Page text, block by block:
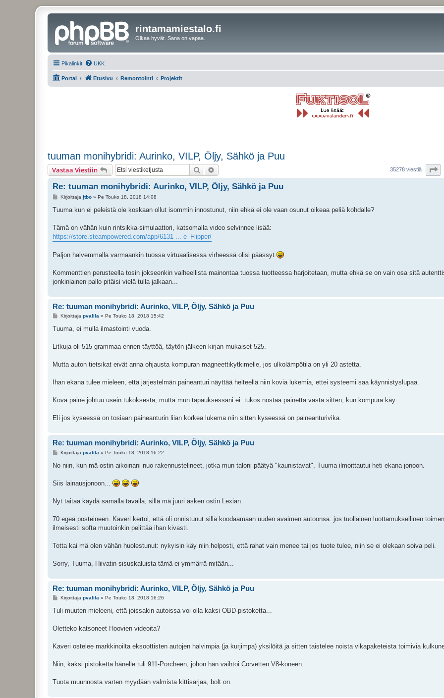
rintamamiestalo.fi
Olkaa hyvät. Sana on vapaa.
Pikalinkit UKK
Portal Etusivu Remontointi Projektit
tuuman monihybridi: Aurinko, VILP, Öljy, Sähkö ja Puu
Vastaa Viestiin Etsi 35278 viestiä
Re: tuuman monihybridi: Aurinko, VILP, Öljy, Sähkö ja Puu
V
e
i
Kirjoittaja jtbo» Pe Touko 18, 2018 14:08
Tuuma kun ei peleistä ole koskaan ollut isommin innostunut, niin ehkä ei ole vaan osunut oikeaa peliä kohdalle?
Tämä on vähän kuin rintsikka-simulaattori, katsomalla video selvinnee lisää:
https://store.steampowered.com/app/6131 ... e_Flipper/
Paljon halvemmalla varmaankin tuossa virtuaalisessa virheessä olisi päässyt
Kommenttien perusteella tosin jokseenkin valheellista mainontaa tuossa tuotteessa harjoitetaan, mutta ehkä se on vain osa sitä
jonkinlainen pallo pitäisi vielä tulla jalkaan...
Re: tuuman monihybridi: Aurinko, VILP, Öljy, Sähkö ja Puu
V
e
i
Kirjoittaja pvalila » Pe Touko 18, 2018 15:42
Tuuma, ei mulla ilmastointi vuoda.
Litkuja oli 515 grammaa ennen täyttöä, täytön jälkeen kirjan mukaiset 525.
Mutta auton tietsikat eivät anna ohjausta kompuran magneettikytkimelle, jos ulkolämpötila on yli 20 astetta.
Ihan ekana tulee mieleen, että järjestelmän paineanturi näyttää helteellä niin kovia lukemia, ettei systeemi saa käynnistyslupaa.
Kova paine johtuu usein tukoksesta, mutta mun tapauksessani ei: tukos nostaa painetta vasta sitten, kun kompura käy.
Eli jos kyseessä on tosiaan paineanturin liian korkea lukema niin sitten kyseessä on paineanturivika.
Re: tuuman monihybridi: Aurinko, VILP, Öljy, Sähkö ja Puu
V
e
i
Kirjoittaja pvalila » Pe Touko 18, 2018 16:22
No niin, kun mä ostin aikoinani nuo rakennustelineet, jotka mun taloni päätyä "kaunistavat", Tuuma ilmoittautui heti ekana jonoon.
Siis lainausjonoon...
Nyt taitaa käydä samalla tavalla, sillä mä juuri äsken ostin Lexian.
70 egeä posteineen. Kaveri kertoi, että oli onnistunut sillä koodaamaan uuden avaimen autoonsa: jos tuollainen luottamuksellinen
ilmeisesti softa muutoinkin pelittää ihan kivasti.
Totta kai mä olen vähän huolestunut: nykyisin käy niin helposti, että rahat vain menee tai jos tuote tulee, niin se ei olekaan soiva peli.
Sorry, Tuuma, Hiivatin sisuskaluista tämä ei ymmärrä mitään...
Re: tuuman monihybridi: Aurinko, VILP, Öljy, Sähkö ja Puu
V
e
i
Kirjoittaja pvalila » Pe Touko 18, 2018 16:26
Tuli muuten mieleeni, että joissakin autoissa voi olla kaksi OBD-pistoketta...
Oletteko katsoneet Hoovien videoita?
Kaveri ostelee markkinoilta eksoottisten autojen halvimpia (ja kurjimpa) yksilöitä ja sitten taistelee noista vikapaketeista toimivia
Niin, kaksi pistoketta hänelle tuli 911-Porcheen, johon hän vaihtoi Corvetten V8-koneen.
Tuota muunnosta varten myydään valmista kittisarjaa, bolt on.